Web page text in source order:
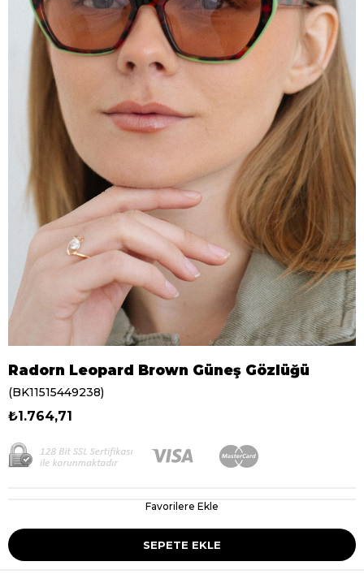
Radorn Leopard Brown Güneş Gözlüğü
(BK11515449238)
₺1.764,71
Favorilere Ekle